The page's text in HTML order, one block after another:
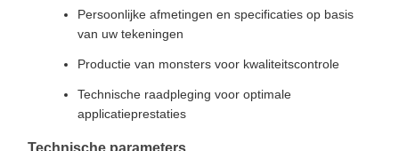
Persoonlijke afmetingen en specificaties op basis
van uw tekeningen
Productie van monsters voor kwaliteitscontrole
Technische raadpleging voor optimale
applicatieprestaties
Technische parameters